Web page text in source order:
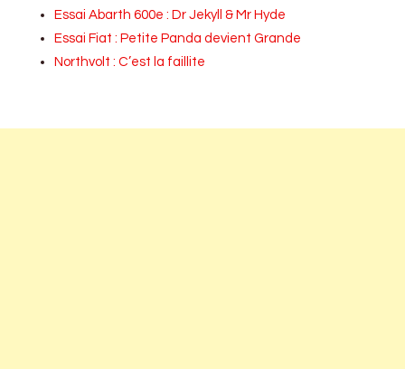
Essai Abarth 600e : Dr Jekyll & Mr Hyde
Essai Fiat : Petite Panda devient Grande
Northvolt : C’est la faillite